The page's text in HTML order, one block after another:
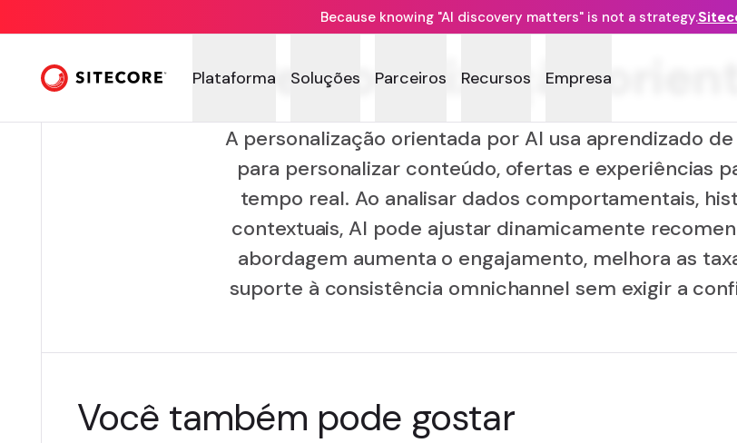
Because knowing "AI discovery matters" is not a strategy.
Plataforma Soluções Parceiros Recursos Empresa
Personalização
A personalização orientada por AI usa aprendizado
para personalizar conteúdo, ofertas e experiências
tempo real. Ao analisar dados comportamentais,
contextuais, AI pode ajustar dinamicamente
abordagem aumenta o engajamento, melhora as
suporte à consistência omnichannel sem exigir a
Você também pode gostar